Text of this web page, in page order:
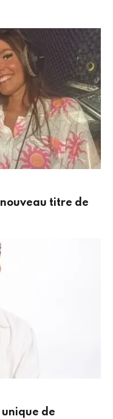
nouveau titre de
unique de